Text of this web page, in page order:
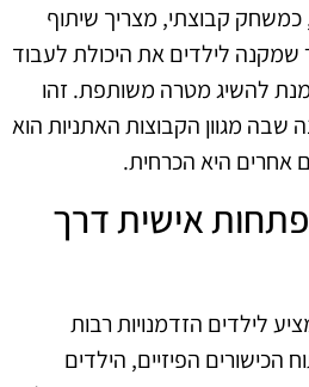
כמשחק קבוצתי, מצריך שיתוף
שמקנה לילדים את היכולת לעבוד
להשיג מטרה משותפת. זהו
מגוון הקבוצות האתניות הוא
אחרים היא הכרחית.
אישית דרך
לילדים הזדמנויות רבות
הכישורים הפיזיים, הילדים